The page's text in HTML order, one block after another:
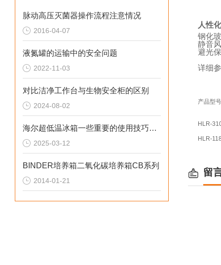
脉动高压灭菌器操作流程注意情况
2016-04-07
液氮罐的运输中的安全问题
2022-11-03
对比洁净工作台与生物安全柜的区别
2024-08-02
海尔超低温冰箱一些重要的使用技巧和注意事项
2025-03-12
BINDER培养箱二氧化碳培养箱CB系列
2014-01-21
人性
钢化
静音
避光
详细
产品型号
HLR-
HLR-
留